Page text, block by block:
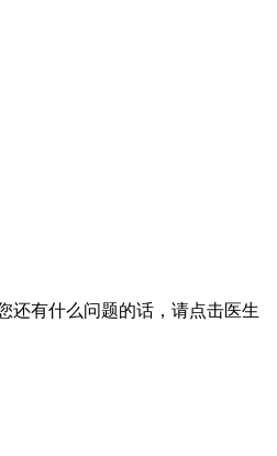
还有什么问题的话，请点击医生